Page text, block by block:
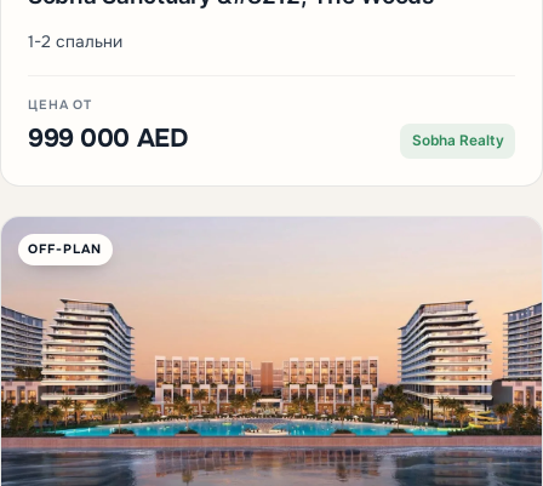
1-2 спальни
ЦЕНА ОТ
999 000 AED Sobha Realty
OFF-PLAN